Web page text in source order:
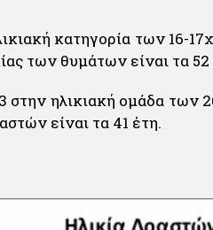
κατηγορία των 16-
των θυμάτων είναι τα 52
στην ηλικιακή ομάδα
είναι τα 41 έτη.